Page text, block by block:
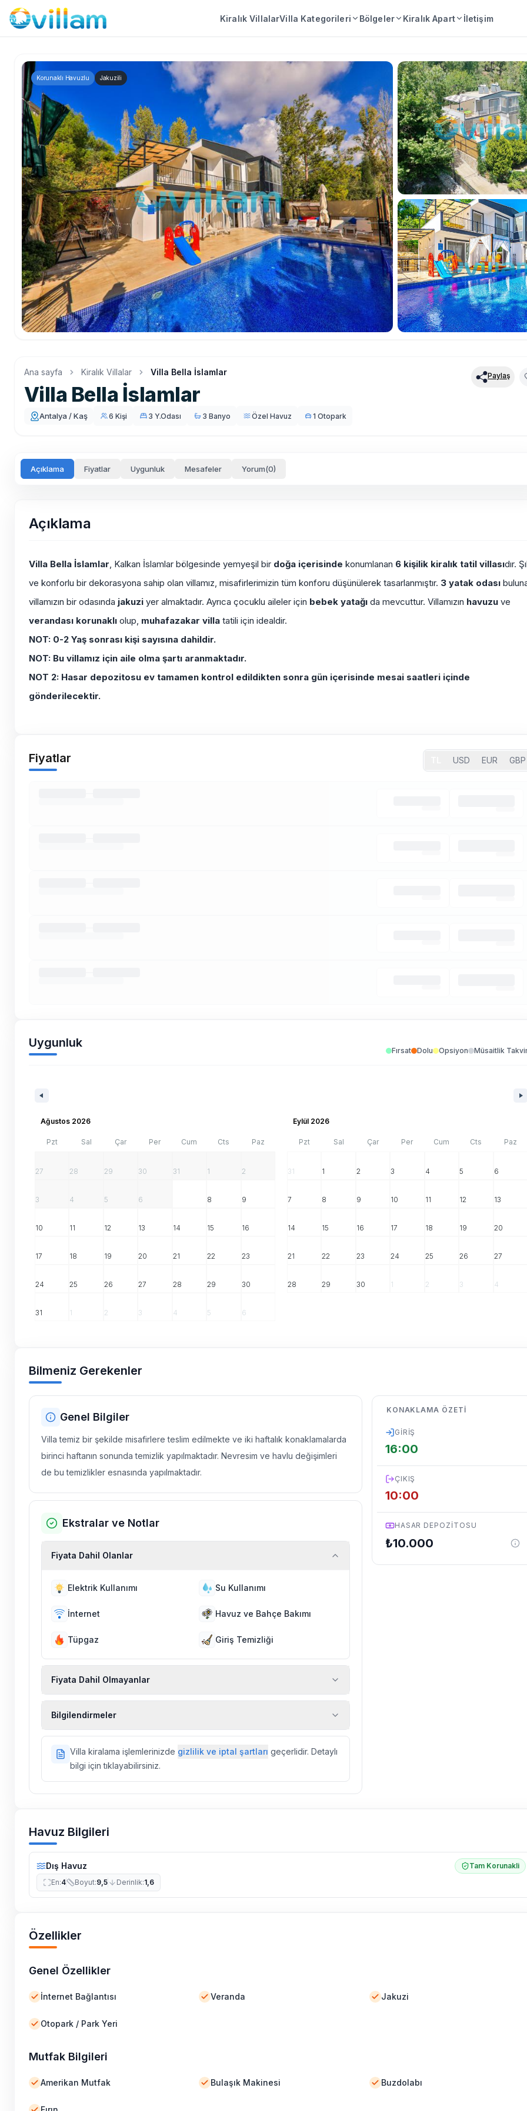
Kiralık VillalarVilla Kategorileri Bölgeler Kiralık Apart İletişim
Korunaklı Havuzlu Jakuzili
Ana sayfa Kiralık Villalar Villa Bella İslamlar
Villa Bella İslamlar
Paylaş
Antalya / Kaş 6 Kişi 3 Y.Odası 3 Banyo Özel Havuz 1 Otopark
Açıklama Fiyatlar Uygunluk Mesafeler Yorum(0)
Açıklama
Villa Bella İslamlar, Kalkan İslamlar bölgesinde yemyeşil bir doğa içerisinde konumlanan 6 kişilik kiralık tatil villasıdır.
ve konforlu bir dekorasyona sahip olan villamız, misafirlerimizin tüm konforu düşünülerek tasarlanmıştır. 3 yatak odası
villamızın bir odasında jakuzi yer almaktadır. Ayrıca çocuklu aileler için bebek yatağı da mevcuttur. Villamızın havuzu ve
verandası korunaklı olup, muhafazakar villa tatili için idealdir.
NOT: 0-2 Yaş sonrası kişi sayısına dahildir.
NOT: Bu villamız için aile olma şartı aranmaktadır.
NOT 2: Hasar depozitosu ev tamamen kontrol edildikten sonra gün içerisinde mesai saatleri içinde
gönderilecektir.
Fiyatlar USD EUR GBP
Uygunluk
Fırsat Dolu Opsiyon Müsaitlik
Ağustos 2026
Pzt Sal Çar Per Cum Cts Paz
27 28 29 30 31 1 2
3 4 5 6 8 9
10 11 12 13 14 15 16
17 18 19 20 21 22 23
24 25 26 27 28 29 30
31 1 2 3 4 5 6
Eylül 2026
Pzt Sal Çar Per Cum Cts Paz
31 1 2 3 4 5 6
7 8 9 10 11 12 13
14 15 16 17 18 19 20
21 22 23 24 25 26 27
28 29 30 1 2 3 4
Bilmeniz Gerekenler
Genel Bilgiler
Villa temiz bir şekilde misafirlere teslim edilmekte ve iki haftalık konaklamalarda
birinci haftanın sonunda temizlik yapılmaktadır. Nevresim ve havlu değişimleri
de bu temizlikler esnasında yapılmaktadır.
Ekstralar ve Notlar
Fiyata Dahil Olanlar
Elektrik Kullanımı Su Kullanımı
İnternet Havuz ve Bahçe Bakımı
Tüpgaz Giriş Temizliği
Fiyata Dahil Olmayanlar
Bilgilendirmeler
ilaçlama yapılmaktadır. Buna rağmen çevrede kelebek, böcek, sinek
vs. bulunma ihtimali vardır.
Villalarımızın bulunmuş olduğu bölgelerde dönemsel olarak altyapı
Villa kiralama işlemlerinizde gizlilik ve iptal şartları geçerlidir. Detaylı
bilgi için tıklayabilirsiniz.
KONAKLAMA ÖZETI
GIRIŞ
16:00
ÇIKIŞ
10:00
HASAR DEPOZITOSU
₺10.000
Havuz Bilgileri
Dış Havuz
Tam Korunakli
En:4 Boyut:9,5 Derinlik:1,6
Özellikler
Genel Özellikler
İnternet Bağlantısı Veranda Jakuzi
Otopark / Park Yeri
Mutfak Bilgileri
Amerikan Mutfak Bulaşık Makinesi Buzdolabı